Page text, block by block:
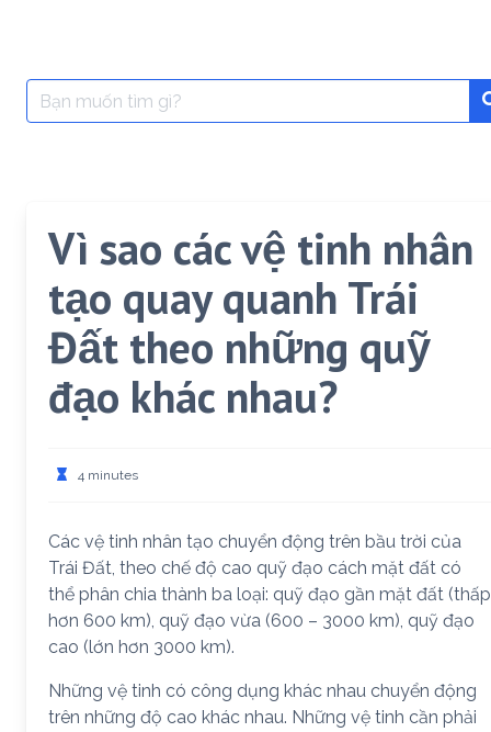
Search
for:
Vì sao các vệ tinh nhân
tạo quay quanh Trái
Đất theo những quỹ
đạo khác nhau?
4 minutes
Các vệ tinh nhân tạo chuyển động trên bầu trời của
Trái Đất, theo chế độ cao quỹ đạo cách mặt đất có
thể phân chia thành ba loại: quỹ đạo gần mặt đất (thấp
hơn 600 km), quỹ đạo vừa (600 – 3000 km), quỹ đạo
cao (lớn hơn 3000 km).
Những vệ tinh có công dụng khác nhau chuyển động
trên những độ cao khác nhau. Những vệ tinh cần phải